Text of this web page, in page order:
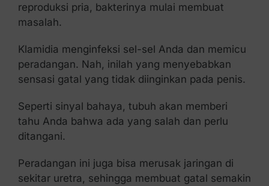
reproduksi pria, bakterinya mulai membuat
masalah.
Klamidia menginfeksi sel-sel Anda dan memicu
peradangan. Nah, inilah yang menyebabkan
sensasi gatal yang tidak diinginkan pada penis.
Seperti sinyal bahaya, tubuh akan memberi
tahu Anda bahwa ada yang salah dan perlu
ditangani.
Peradangan ini juga bisa merusak jaringan di
sekitar uretra, sehingga membuat gatal semakin